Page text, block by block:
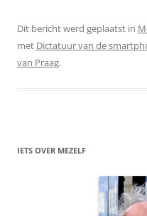
Dit bericht werd geplaatst in
met Dictatuur van de
van Praag.
IETS OVER MEZELF